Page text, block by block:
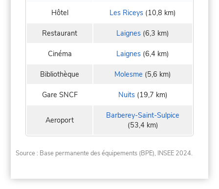
Hôtel Les Riceys (10,8 km)
Restaurant Laignes (6,3 km)
Cinéma Laignes (6,4 km)
Bibliothèque Molesme (5,6 km)
Gare SNCF Nuits(19,7 km)
Aeroport
Barberey-Saint-Sulpice
(53,4 km)
Source : Base permanente des équipements (BPE), INSEE 2024.